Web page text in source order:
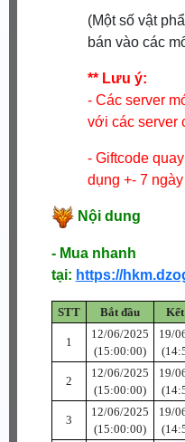
(Một số vật
bán vào các
** Lưu ý:
- Các server
với các server
- Giftcode
dụng +- 7
Nội dung
- Mua nhanh
tại: https://
STT Bắt đầu
1
12/06/2025
(15:00:00)
19/
2
12/06/2025
(15:00:00)
19/
3
12/06/2025
(15:00:00)
19/